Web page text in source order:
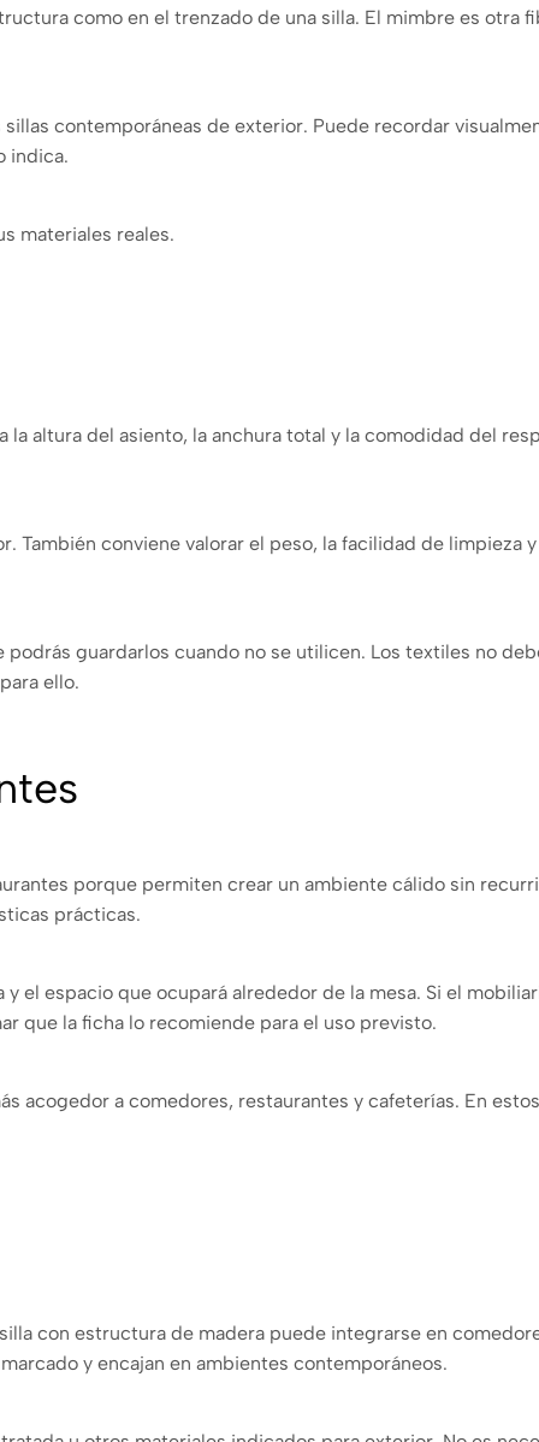
como en el trenzado de una silla. El mimbre es otra
contemporáneas de exterior. Puede recordar
indica.
materiales reales.
altura del asiento, la anchura total y la comodidad del
También conviene valorar el peso, la facilidad de limpieza
guardarlos cuando no se utilicen. Los textiles no
ello.
porque permiten crear un ambiente cálido sin
prácticas.
el espacio que ocupará alrededor de la mesa. Si el
que la ficha lo recomiende para el uso previsto.
acogedor a comedores, restaurantes y cafeterías. En
con estructura de madera puede integrarse en
y encajan en ambientes contemporáneos.